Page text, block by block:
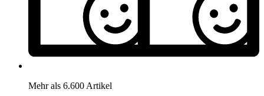
Mehr als 6.600 Artikel